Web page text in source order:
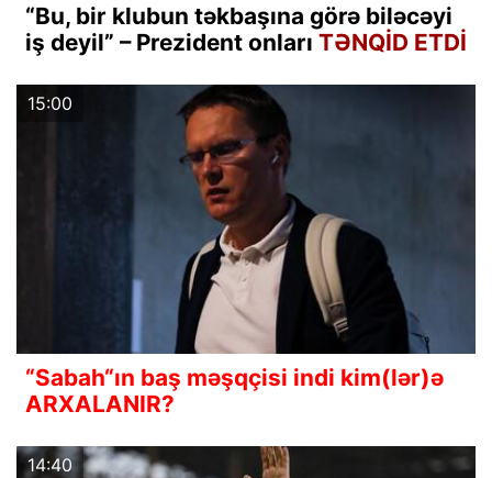
“Bu, bir klubun təkbaşına görə biləcəyi
iş deyil” – Prezident onları TƏNQİD ETDİ
15:00
“Sabah“ın baş məşqçisi indi kim(lər)ə
ARXALANIR?
14:40